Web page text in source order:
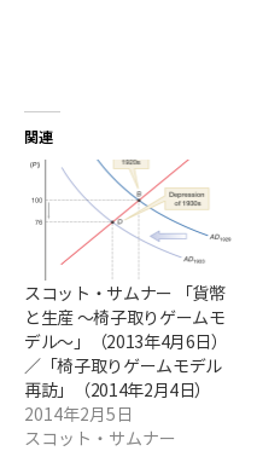
関連
スコット・サムナー 「貨幣
と生産 ～椅子取りゲームモ
デル～」（2013年4月6日）
／「椅子取りゲームモデル
再訪」（2014年2月4日）
2014年2月5日
スコット・サムナー